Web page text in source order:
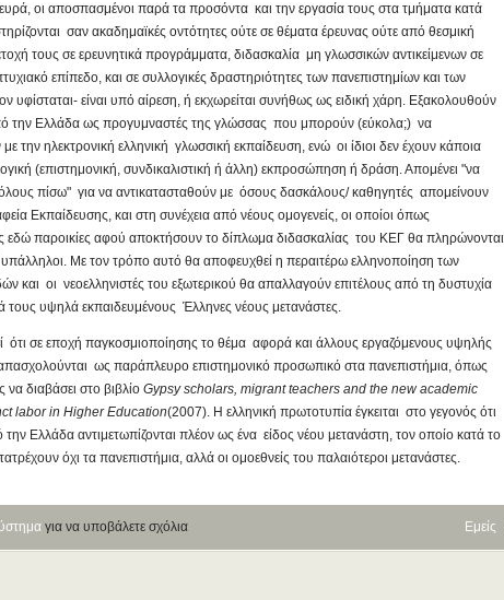
οι αποσπασμένοι παρά τα προσόντα και την εργασία τους στα τμήματα κατά
σαν ακαδημαϊκές οντότητες ούτε σε θέματα έρευνας ούτε από θεσμική
τους σε ερευνητικά προγράμματα, διδασκαλία μη γλωσσικών αντικείμενων σε
επίπεδο, και σε συλλογικές δραστηριότητες των πανεπιστημίων και των
υφίσταται- είναι υπό αίρεση, ή εκχωρείται συνήθως ως ειδική χάρη. Εξακολουθούν
την Ελλάδα ως προγυμναστές της γλώσσας που μπορούν (εύκολα;) να
την ηλεκτρονική ελληνική γλωσσική εκπαίδευση, ενώ οι ίδιοι δεν έχουν κάποια
(επιστημονική, συνδικαλιστική ή άλλη) εκπροσώπηση ή δράση. Απομένει "να
πίσω" για να αντικατασταθούν με όσους δασκάλους/ καθηγητές απομείνουν
Εκπαίδευσης, και στη συνέχεια από νέους ομογενείς, οι οποίοι όπως
εδώ παροικίες αφού αποκτήσουν το δίπλωμα διδασκαλίας του ΚΕΓ θα πληρώνονται
υπάλληλοι. Με τον τρόπο αυτό θα αποφευχθεί η περαιτέρω ελληνοποίηση των
και οι νεοελληνιστές του εξωτερικού θα απαλλαγούν επιτέλους από τη δυστυχία
τους υψηλά εκπαιδευμένους Έλληνες νέους μετανάστες.
ότι σε εποχή παγκοσμιοποίησης το θέμα αφορά και άλλους εργαζόμενους υψηλής
ως παράπλευρο επιστημονικό προσωπικό στα πανεπιστήμια, όπως
να διαβάσει στο βιβλίο Gypsy scholars, migrant teachers and the new academic
labor in Higher Education(2007). Η ελληνική πρωτοτυπία έγκειται στο γεγονός ότι
την Ελλάδα αντιμετωπίζονται πλέον ως ένα είδος νέου μετανάστη, τον οποίο κατά το
όχι τα πανεπιστήμια, αλλά οι ομοεθνείς του παλαιότεροι μετανάστες.
Εμείς
για να υποβάλετε σχόλια